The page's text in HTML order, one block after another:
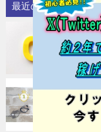
最近の投稿
アフィリ
ップ！4
アフィリ
なら？